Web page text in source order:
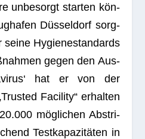
unbe­sorgt star­ten kön­
Düs­sel­dorf sorg­
seine Hygie­ne­stan­dards
gegen den Aus­
hat er von der
Faci­lity“ erhal­ten
mög­li­chen Abstri­
Testkapa­zitäten in